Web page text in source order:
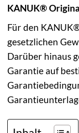
KANUK®
Für den
gesetzlichen
Darüber hinaus
Garantie auf